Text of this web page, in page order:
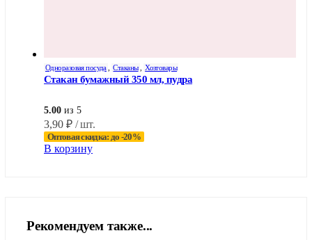
Одноразовая посуда Стаканы Хозтовары
Стакан бумажный 350 мл, пудра
5.00 из 5
3,90 ₽ / шт.
Оптовая скидка: до -20%
В корзину
Рекомендуем также...